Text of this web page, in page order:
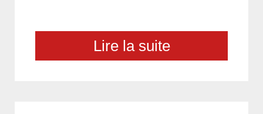
Lire la suite